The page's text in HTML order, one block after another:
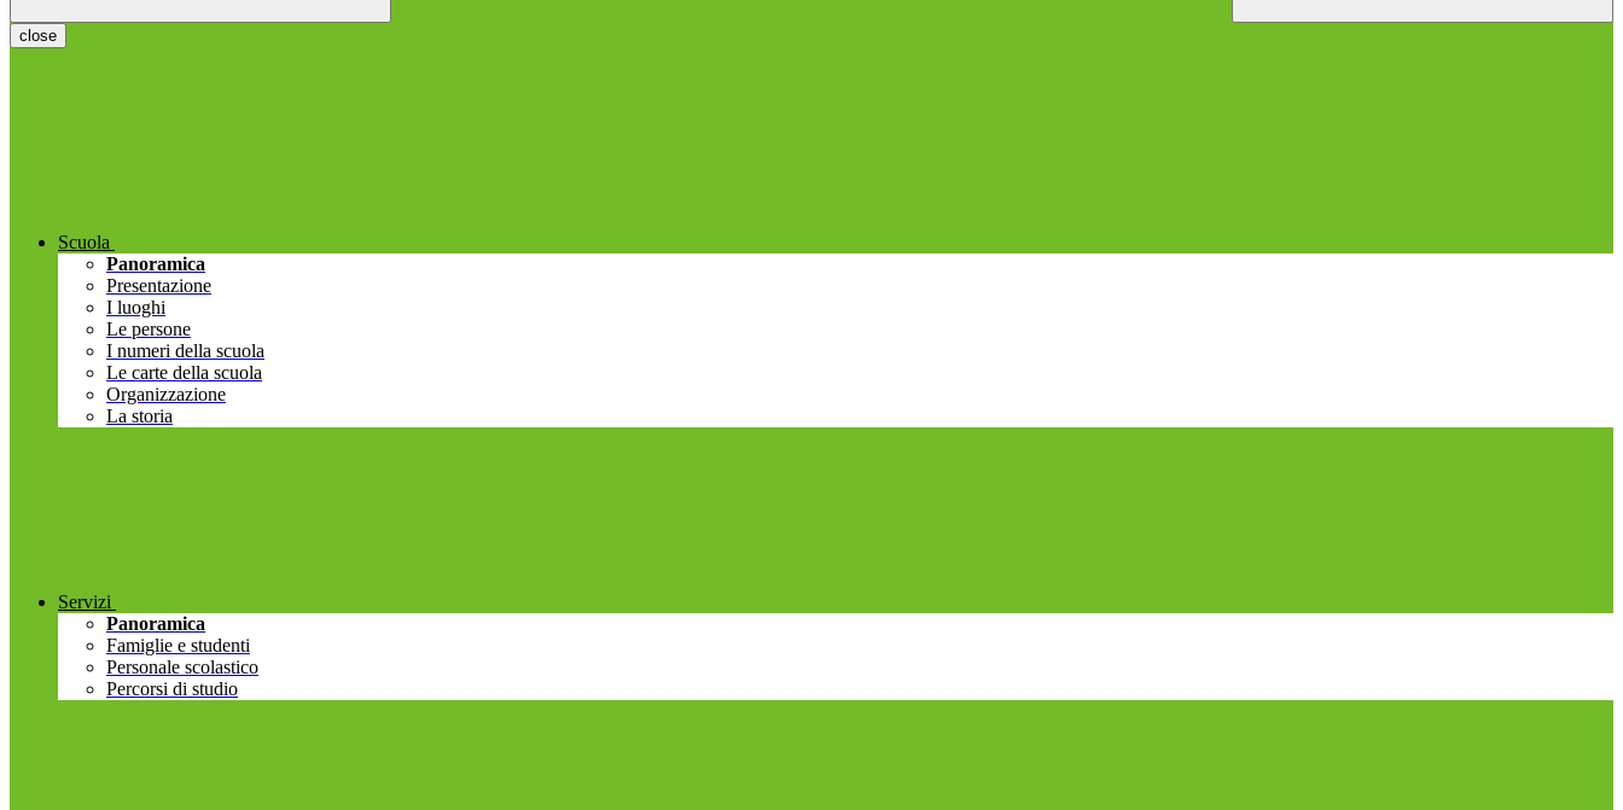
close
Scuola
Panoramica
Presentazione
I luoghi
Le persone
I numeri della scuola
Le carte della scuola
Organizzazione
La storia
Servizi
Panoramica
Famiglie e studenti
Personale scolastico
Percorsi di studio